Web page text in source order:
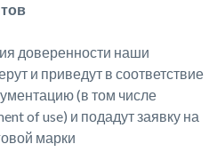
доверенности наши
и приведут в соответствие
(в том числе
of use) и подадут заявку на
марки